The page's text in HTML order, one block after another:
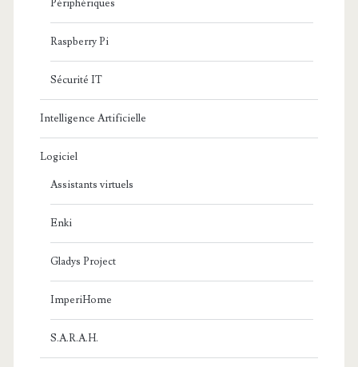
Périphériques
Raspberry Pi
Sécurité IT
Intelligence Artificielle
Logiciel
Assistants virtuels
Enki
Gladys Project
ImperiHome
S.A.R.A.H.